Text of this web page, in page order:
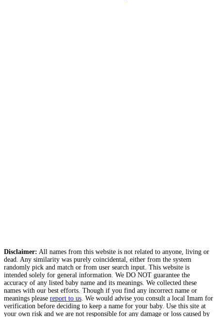
Disclaimer: All names from this website is not related to anyone, living or
dead. Any similarity was purely coincidental, either from the system
randomly pick and match or from user search input. This website is
intended solely for general information. We DO NOT guarantee the
accuracy of any listed baby name and its meanings. We collected these
names with our best efforts. Though if you find any incorrect name or
meanings please report to us . We would advise you consult a local Imam for
verification before deciding to keep a name for your baby. Use this site at
your own risk and we are not responsible for any damage or loss caused by